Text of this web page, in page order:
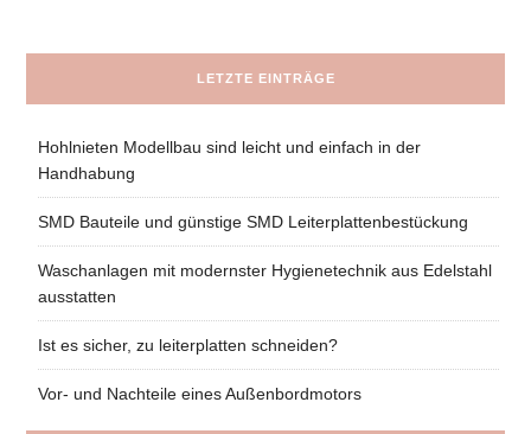
LETZTE EINTRÄGE
Hohlnieten Modellbau sind leicht und einfach in der
Handhabung
SMD Bauteile und günstige SMD Leiterplattenbestückung
Waschanlagen mit modernster Hygienetechnik aus Edelstahl
ausstatten
Ist es sicher, zu leiterplatten schneiden?
Vor- und Nachteile eines Außenbordmotors